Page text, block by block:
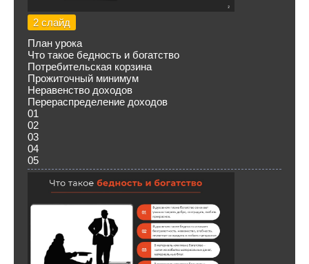
2 слайд
План урока
Что такое бедность и богатство
Потребительская корзина
Прожиточный минимум
Неравенство доходов
Перераспределение доходов
01
02
03
04
05